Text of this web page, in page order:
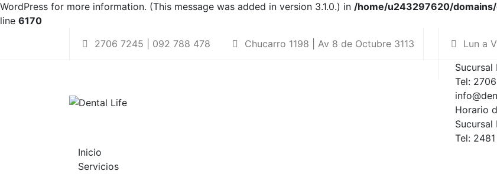
WordPress for more information. (This message was added in version 3.1.0.) in /home/u243297620/
line 6170
2706 7245 | 092 788 478 Chucarro 1198 | Av 8 de Octubre 3113
Lun a
Tel:
Horario
Sucursal
Tel:
Inicio
Servicios